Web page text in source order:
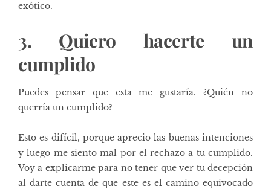
exótico.
3. Quiero hacerte un
cumplido
Puedes pensar que esta me gustaría. ¿Quién no
querría un cumplido?
Esto es difícil, porque aprecio las buenas intenciones
y luego me siento mal por el rechazo a tu cumplido.
Voy a explicarme para no tener que ver tu decepción
al darte cuenta de que este es el camino equivocado